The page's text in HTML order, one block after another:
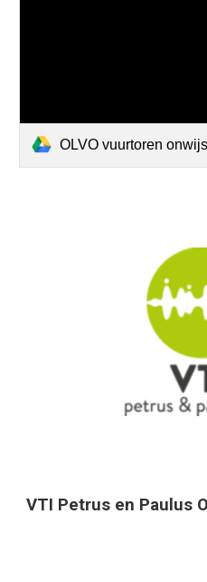
OLVO vuurtoren
VTI Petrus en Paulus